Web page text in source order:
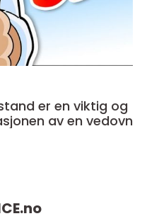
er en viktig og
av en vedovn
no